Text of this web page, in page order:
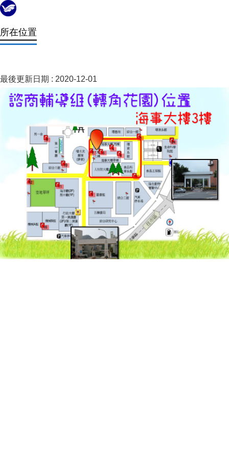
所在位置
最後更新日期 : 2020-12-01